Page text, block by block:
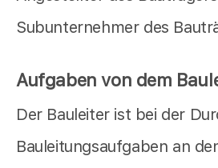
Subunternehmer des
Aufgaben von dem
Der Bauleiter ist bei der
Bauleitungsaufgaben an